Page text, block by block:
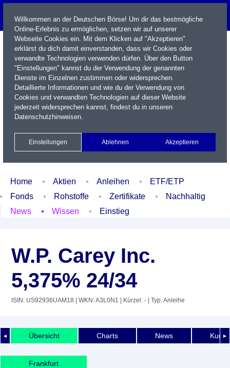
Name / WKN / ISIN / Kürzel
Xetra Realtime
Watchlist Portfolio Login
Home Aktien Anleihen
ETF/ETP
Fonds
Rohstoffe Zertifikate
Nachhaltig
News
Wissen Einstieg
W.P. Carey Inc.
5,375% 24/34
ISIN: US92936UAM18 | WKN: A3L0N1 | Kürzel: - | Typ: Anleihe
◄ ►
Übersicht Charts News
Frankfurt
Willkommen an der Deutschen Börse! Um dir das bestmögliche
Online-Erlebnis zu ermöglichen, setzen wir auf unserer
Webseite Cookies ein. Mit dem Klicken auf "Akzeptieren"
erklärst du dich damit einverstanden, dass wir Cookies oder
verwandte Technologien verwenden dürfen. Über den Button
"Einstellungen" kannst du der Verwendung der genannten
Dienste im Einzelnen zustimmen oder widersprechen.
Detaillierte Informationen und wie du der Verwendung von
Cookies und verwandten Technologien auf dieser Website
jederzeit widersprechen kannst, findest du in unseren
Datenschutzhinweisen.
Einstellungen Ablehnen Akzeptieren